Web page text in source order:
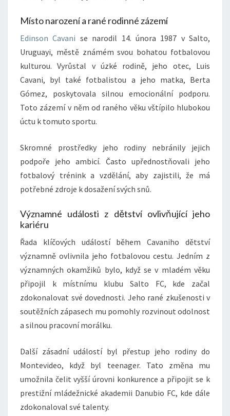
Místo narození a rané rodinné zázemí
Edinson Cavani se narodil 14. února 1987 v Salto,
Uruguayi, městě známém svou bohatou fotbalovou
kulturou. Vyrůstal v úzké rodině, jeho otec, Luis
Cavani, byl také fotbalistou a jeho matka, Berta
Gómez, poskytovala silnou emocionální podporu.
Toto zázemí v něm od raného věku vštípilo hlubokou
úctu k tomuto sportu.
Skromné prostředky jeho rodiny nebránily jejich
podpoře jeho ambicí. Často upřednostňovali jeho
fotbalový trénink a vzdělání, aby zajistili, že má
potřebné zdroje k dosažení svých snů.
Významné události z dětství ovlivňující jeho
kariéru
Řada klíčových událostí během Cavaniho dětství
významně ovlivnila jeho fotbalovou cestu. Jedním z
významných okamžiků bylo, když se v mladém věku
připojil k místnímu klubu Salto FC, kde začal
zdokonalovat své dovednosti. Jeho rané zkušenosti v
soutěžních zápasech mu pomohly rozvinout odolnost
a silnou pracovní morálku.
Další zásadní událostí byl přestup jeho rodiny do
Montevideo, když byl teenager. Tato změna mu
umožnila čelit vyšší úrovni konkurence a připojit se k
prestižní mládežnické akademii Danubio FC, kde dále
zdokonaloval své talenty.